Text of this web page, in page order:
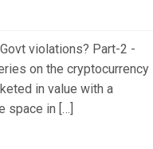
violations? Part-2 -
on the cryptocurrency
in value with a
space in […]